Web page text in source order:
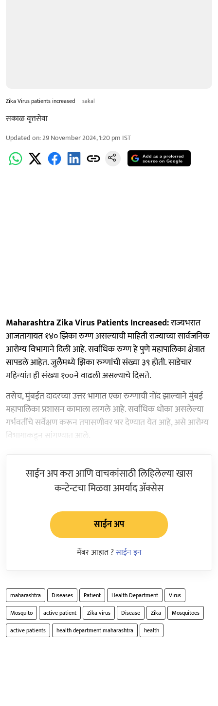
Zika Virus patients increased sakal
सकाळ वृत्तसेवा
Updated on:29 November 2024, 1:20 pm IST
Add as a preferred
source on Google
Maharashtra Zika Virus Patients Increased:राज्यभरात
आजतागायत १४० झिका रुग्ण असल्याची माहिती राज्याच्या सार्वजनिक
आरोग्य विभागाने दिली आहे. सर्वाधिक रुग्ण हे पुणे महापालिका क्षेत्रात
सापडले आहेत. जुलैमध्ये झिका रुग्णांची संख्या ३९ होती. साडेचार
महिन्यांत ही संख्या १००ने वाढली असल्याचे दिसते.
तसेच, मुंबईत दादरच्या उत्तर भागात एका रुग्णाची नोंद झाल्याने मुंबई
महापालिका प्रशासन कामाला लागले आहे. सर्वाधिक धोका असलेल्या
गर्भवतींचे सर्वेक्षण करून तपासणीवर भर देण्यात येत आहे, असे आरोग्य
विभागाकडून सांगण्यात आले.
साईन अप करा आणि वाचकांसाठी लिहिलेल्या खास
कन्टेन्टचा मिळवा अमर्याद ॲक्सेस
साईन अप
मेंबर आहात ?साईन इन
maharashtra Diseases Patient Health Department
Virus
Mosquito
active patient Zika virus Disease Zika
Mosquitoes
active patients
health department maharashtra health